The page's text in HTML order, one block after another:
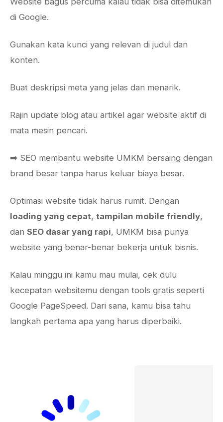
di Google.
Gunakan kata kunci yang relevan di judul dan
konten.
Buat deskripsi meta yang jelas dan menarik.
Rajin update blog atau artikel agar website aktif di
mata mesin pencari.
➡️ SEO membantu website UMKM bersaing dengan
brand besar tanpa harus keluar biaya besar.
Optimasi website tidak harus rumit. Dengan
loading yang cepat, tampilan mobile friendly,
dan SEO dasar yang rapi, UMKM bisa punya
website yang benar-benar bekerja untuk bisnis.
Kalau minggu ini kamu mau mulai, cek dulu
kecepatan websitemu dengan tools gratis seperti
Google PageSpeed. Dari sana, kamu bisa tahu
langkah pertama apa yang harus diperbaiki.